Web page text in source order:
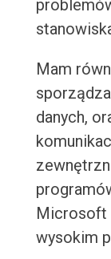
Mam
danych,
Microsoft
wysokim